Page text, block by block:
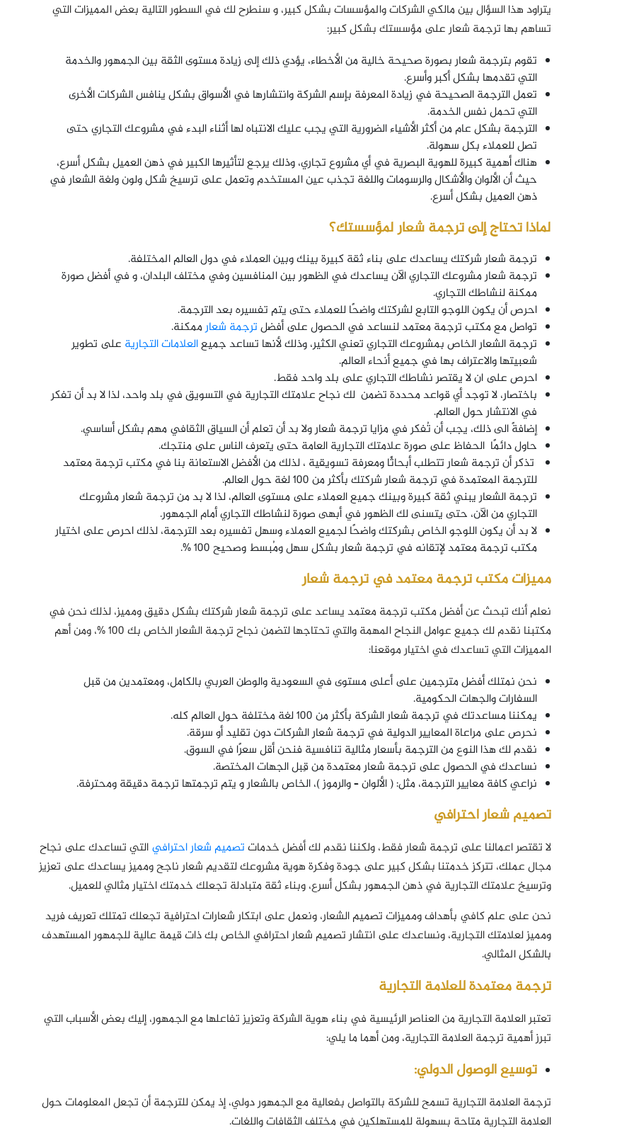
يتراود هذا السؤال بين مالكي الشركات والمؤسسات بشكل كبير، و سنطرح لك في السطور التالية بعض المميزات التي
تساهم بها ترجمة شعار على مؤسستك بشكل كبير:
تقوم بترجمة شعار بصورة صحيحة خالية من الأخطاء، يؤدي ذلك إلى زيادة مستوى الثقة بين الجمهور والخدمة
التي تقدمها بشكل أكبر وأسرع.
تعمل الترجمة الصحيحة في زيادة المعرفة بإسم الشركة وانتشارها في الأسواق بشكل ينافس الشركات الأخرى
التي تحمل نفس الخدمة.
الترجمة بشكل عام من أكثر الأشياء الضرورية التي يجب عليك الانتباه لها أثناء البدء في مشروعك التجاري حتى
تصل للعملاء بكل سهولة.
هناك أهمية كبيرة للهوية البصرية في أي مشروع تجاري، وذلك يرجع لتأثيرها الكبير في ذهن العميل بشكل أسرع،
حيث أن الألوان والأشكال والرسومات واللغة تجذب عين المستخدم وتعمل على ترسيخ شكل ولون ولغة الشعار في
ذهن العميل بشكل أسرع.
لماذا تحتاج إلى ترجمة شعار لمؤسستك؟
ترجمة شعار شركتك يساعدك على بناء ثقة كبيرة بينك وبين العملاء في دول العالم المختلفة.
ترجمة شعار مشروعك التجاري الآن يساعدك في الظهور بين المنافسين وفي مختلف البلدان، و في أفضل صورة
ممكنة لنشاطك التجاري.
احرص أن يكون اللوجو التابع لشركتك واضحًا للعملاء حتى يتم تفسيره بعد الترجمة.
تواصل مع مكتب ترجمة معتمد لنساعد في الحصول على أفضلترجمة شعارممكنة.
ترجمة الشعار الخاص بمشروعك التجاري تعني الكثير، وذلك لأنها تساعد جميعالعلامات التجارية على تطوير
شعبيتها والاعتراف بها في جميع أنحاء العالم.
احرص على ان لا يقتصر نشاطك التجاري على بلد واحد فقط.
باختصار، لا توجد أي قواعد محددة تضمن لك نجاح علامتك التجارية في التسويق في بلد واحد، لذا لا بد أن تفكر
في الانتشار حول العالم.
إضافةً الى ذلك، يجب أن تُفكر في مزايا ترجمة شعار ولا بد أن تعلم أن السياق الثقافي مهم بشكل أساسي.
حاول دائمًا الحفاظ على صورة علامتك التجارية العامة حتى يتعرف الناس على منتجك.
تذكر أن ترجمة شعار تتطلب أبحاثًا ومعرفة تسويقية ، لذلك من الأفضل الاستعانة بنا في مكتب ترجمة معتمد
للترجمة المعتمدة في ترجمة شعار شركتك بأكثر من 100 لغة حول العالم.
ترجمة الشعار يبني ثقة كبيرة وبينك جميع العملاء على مستوى العالم، لذا لا بد من ترجمة شعار مشروعك
التجاري من الآن، حتى يتسنى لك الظهور في أبهى صورة لنشاطك التجاري أمام الجمهور.
لا بد أن يكون اللوجو الخاص بشركتك واضحًا لجميع العملاء وسهل تفسيره بعد الترجمة، لذلك احرص على اختيار
مكتب ترجمة معتمد لإتقانه في ترجمة شعار بشكل سهل ومُبسط وصحيح 100 %.
مميزات مكتب ترجمة معتمد في ترجمة شعار
نعلم أنك تبحث عن أفضل مكتب ترجمة معتمد يساعد على ترجمة شعار شركتك بشكل دقيق ومميز، لذلك نحن في
مكتبنا نقدم لك جميع عوامل النجاح المهمة والتي تحتاجها لتضمن نجاح ترجمة الشعار الخاص بك 100 %، ومن أهم
المميزات التي تساعدك في اختيار موقعنا:
نحن نمتلك أفضل مترجمين على أعلى مستوى في السعودية والوطن العربي بالكامل، ومعتمدين من قبل
السفارات والجهات الحكومية.
يمكننا مساعدتك في ترجمة شعار الشركة بأكثر من 100 لغة مختلفة حول العالم كله.
نحرص على مراعاة المعايير الدولية في ترجمة شعار الشركات دون تقليد أو سرقة.
نقدم لك هذا النوع من الترجمة بأسعار مثالية تنافسية فنحن أقل سعرًا في السوق.
نساعدك في الحصول على ترجمة شعار معتمدة من قِبل الجهات المختصة.
نراعي كافة معايير الترجمة، مثل: ( الألوان – والرموز )، الخاص بالشعار و يتم ترجمتها ترجمة دقيقة ومحترفة.
تصميم شعار احترافي
لا تقتصر اعمالنا على ترجمة شعار فقط، ولكننا نقدم لك أفضل خدماتتصميم شعار احترافيالتي تساعدك على نجاح
مجال عملك، تتركز خدمتنا بشكل كبير على جودة وفكرة هوية مشروعك لتقديم شعار ناجح ومميز يساعدك على تعزيز
وترسيخ علامتك التجارية في ذهن الجمهور بشكل أسرع، وبناء ثقة متبادلة تجعلك خدمتك اختيار مثالي للعميل.
نحن على علم كافي بأهداف ومميزات تصميم الشعار، ونعمل على ابتكار شعارات احترافية تجعلك تمتلك تعريف فريد
ومميز لعلامتك التجارية، ونساعدك على انتشار تصميم شعار احترافي الخاص بك ذات قيمة عالية للجمهور المستهدف
بالشكل المثالي.
ترجمة معتمدة للعلامة التجارية
تعتبر العلامة التجارية من العناصر الرئيسية في بناء هوية الشركة وتعزيز تفاعلها مع الجمهور، إليك بعض الأسباب التي
تبرز أهمية ترجمة العلامة التجارية، ومن أهما ما يلي:
توسيع الوصول الدولي:
ترجمة العلامة التجارية تسمح للشركة بالتواصل بفعالية مع الجمهور دولي، إذ يمكن للترجمة أن تجعل المعلومات حول
العلامة التجارية متاحة بسهولة للمستهلكين في مختلف الثقافات واللغات.